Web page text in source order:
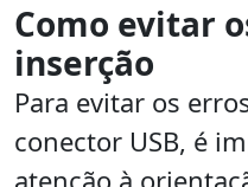
Como evitar
inserção
Para evitar os
conector USB, é